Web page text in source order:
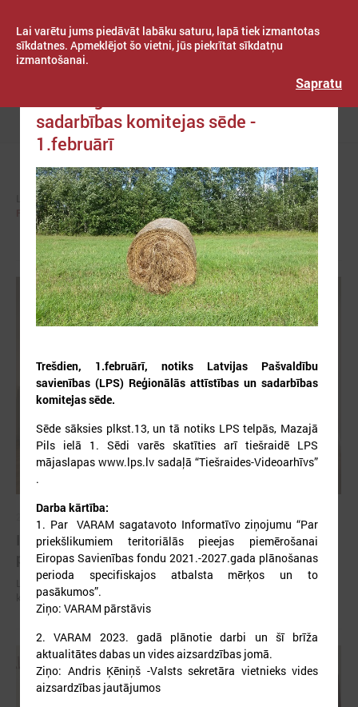
Lai varētu jums piedāvāt labāku saturu, lapā tiek izmantotas
sīkdatnes. Apmeklējot šo vietni, jūs piekrītat sīkdatņu
izmantošanai.
Sapratu
Izvēlne
KOMITEJAS
REĢIONĀLĀS ATTĪSTĪBAS UN SADARBĪBAS KOMITEJA
Izglītības un kultūras komitejas sēde 10.augustā
plkst.14.30
Latvijas Pašvaldību savienība (LPS) aicina piedalīties LPS Izglītības un
kultūras komitejas sēdē, kas notiks šī gada 10.augustā plkst.14.30.
sadarbības komitejas sēde -
1.februārī
Trešdien, 1.februārī, notiks Latvijas Pašvaldību
savienības (LPS) Reģionālās attīstības un sadarbības
komitejas sēde.
Sēde sāksies plkst.13, un tā notiks LPS telpās, Mazajā
Pils ielā 1. Sēdi varēs skatīties arī tiešraidē LPS
mājaslapas www.lps.lv sadaļā “Tiešraides-Videoarhīvs”
.
Darba kārtība:
1. Par VARAM sagatavoto Informatīvo ziņojumu “Par
priekšlikumiem teritoriālās pieejas piemērošanai
Eiropas Savienības fondu 2021.-2027.gada plānošanas
perioda specifiskajos atbalsta mērķos un to
pasākumos”.
Ziņo: VARAM pārstāvis
2. VARAM 2023. gadā plānotie darbi un šī brīža
aktualitātes dabas un vides aizsardzības jomā.
Ziņo: Andris Ķēniņš -Valsts sekretāra vietnieks vides
aizsardzības jautājumos